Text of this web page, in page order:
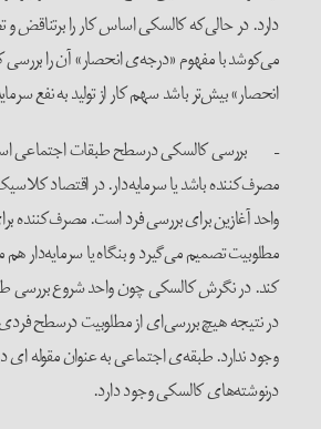
دارد. در حالی‌که کالسکی اساس کار را برتناقض و
می‌کوشد با مفهوم «درجه‌ی انحصار» آن را
انحصار» بیش‌تر باشد سهم کار از تولید به نفع
– بررسی کالسکی درسطح طبقات اجتماعی
مصرف‌کننده باشد یا سرمایه‌دار. در اقتصاد
واحد آغازین برای بررسی فرد است. مصرف‌کننده
مطلوبیت تصمیم می‌گیرد و بنگاه یا سرمایه‌دار
کند. در نگرش کالسکی چون واحد شروع بررسی
در نتیجه هیچ بررسی‌ای از مطلوبیت درسطح
وجود ندارد. طبقه‌ی اجتماعی به عنوان مقوله
درنوشته‌های کالسکی وجود دارد.